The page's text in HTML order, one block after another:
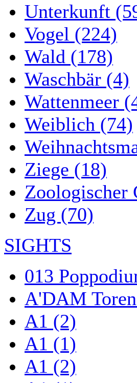
Unterkunft
Vogel (224)
Wald (178)
Waschbär (4)
Wattenmeer
Weiblich (74)
Ziege (18)
Zoologischer
Zug (70)
SIGHTS
013
A'DAM
A1 (2)
A1 (1)
A1 (2)